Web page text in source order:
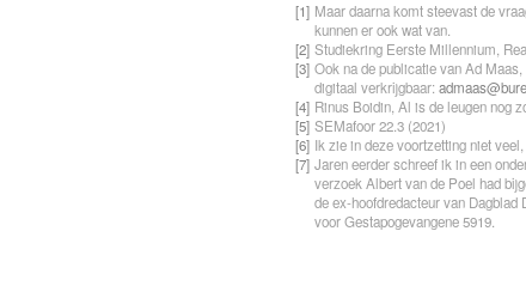
[1] Maar daarna komt steevast de
kunnen er ook wat van.
[2] Studiekring Eerste Millennium,
[3] Ook na de publicatie van Ad Maas,
digitaal verkrijgbaar:
[4] Rinus Boidin, Al is de leugen nog
[5] SEMafoor 22.3 (2021)
[6] Ik zie in deze voortzetting niet
[7] Jaren eerder schreef ik in een
verzoek Albert van de Poel had
de ex-hoofdredacteur van
voor Gestapogevangene 5919.